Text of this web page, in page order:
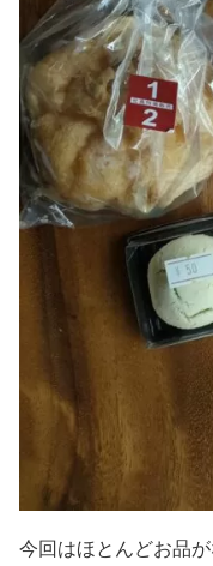
今回はほとんどお品